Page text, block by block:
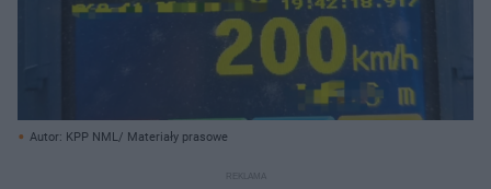
Autor: KPP NML/ Materiały prasowe